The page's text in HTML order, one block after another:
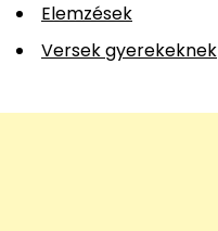
Elemzések
Versek gyerekeknek